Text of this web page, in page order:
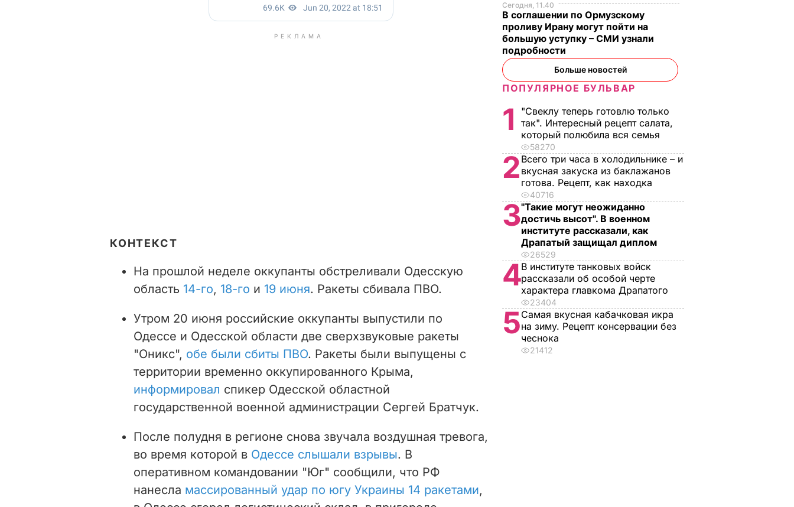
РЕКЛАМА
КОНТЕКСТ
На прошлой неделе оккупанты обстреливали Одесскую
область 14-го, 18-го и 19 июня. Ракеты сбивала ПВО.
Утром 20 июня российские оккупанты выпустили по
Одессе и Одесской области две сверхзвуковые ракеты
"Оникс", обе были сбиты ПВО. Ракеты были выпущены с
территории временно оккупированного Крыма,
информировал спикер Одесской областной
государственной военной администрации Сергей Братчук.
После полудня в регионе снова звучала воздушная тревога,
во время которой в Одессе слышали взрывы. В
оперативном командовании "Юг" сообщили, что РФ
нанесла массированный удар по югу Украины 14 ракетами,
Сегодня, 11.40
В соглашении по Ормузскому
проливу Ирану могут пойти на
большую уступку – СМИ узнали
подробности
Больше новостей
ПОПУЛЯРНОЕ БУЛЬВАР
1
"Свеклу теперь готовлю только
так". Интересный рецепт салата,
который полюбила вся семья
58270
2 Всего три часа в холодильнике – и
вкусная закуска из баклажанов
готова. Рецепт, как находка
40716
3"Такие могут неожиданно
достичь высот". В военном
институте рассказали, как
Драпатый защищал диплом
26529
4В институте танковых войск
рассказали об особой черте
характера главкома Драпатого
23404
5Самая вкусная кабачковая икра
на зиму. Рецепт консервации без
чеснока
21412